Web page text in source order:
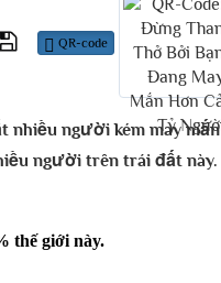
QR-code
nhiều người kém may mắn
người trên trái đất này.
thế giới này.